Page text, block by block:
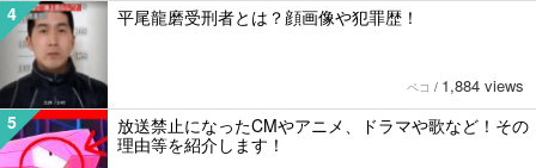
4 平尾龍磨受刑者とは？顔画像や犯罪歴！
ペコ / 1,884 views
5
放送禁止になったCMやアニメ、ドラマや歌など！その
理由等を紹介します！